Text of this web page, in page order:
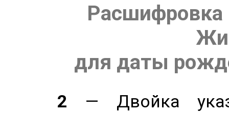
Расшифровка
для даты
2 — Двойка